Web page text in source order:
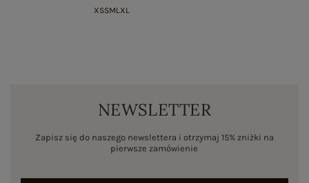
XSSMLXL
NEWSLETTER
Zapisz się do naszego newslettera i otrzymaj 15% zniżki na
pierwsze zamówienie